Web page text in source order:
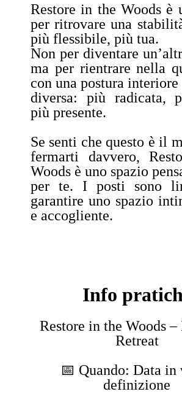
Restore in the Woods è
per ritrovare una
più flessibile, più tua.
Non per diventare
ma per rientrare nella
con una postura interiore
diversa: più radicata,
più presente.
Se senti che questo è il
fermarti davvero,
Woods è uno spazio
per te. I posti sono
garantire uno spazio
e accogliente.
Info
Restore in the Woods –
Retreat
📅 Quando: Data in
definizione